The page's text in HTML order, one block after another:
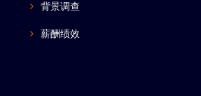
背景调查
薪酬绩效